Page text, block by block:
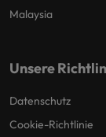
Malaysia
Unsere
Datenschutz
Cookie-Richtlinie